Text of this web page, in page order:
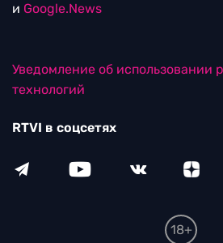
и Google.News
Уведомление об использовании
технологий
RTVI в соцсетях
18+